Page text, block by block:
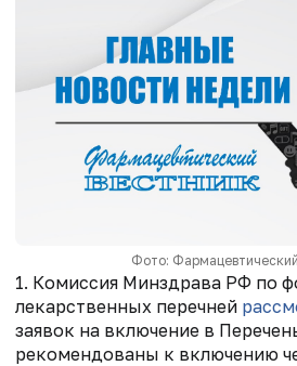
Фото:
1. Комиссия Минздрава РФ по
лекарственных перечней
заявок на включение в
рекомендованы к включению